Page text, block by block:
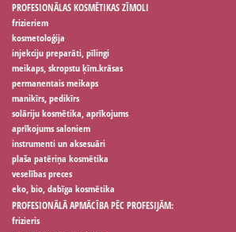
PROFESIONĀLAS KOSMĒTIKAS ZĪMOLI
frizieriem
kosmetoloģija
injekciju preparāti, pīlingi
meikaps, skropstu ķīm.krāsas
permanentais meikaps
manikīrs, pedikīrs
solāriju kosmētika, aprīkojums
aprīkojums saloniem
instrumenti un aksesuāri
plaša patēriņa kosmētika
veselības preces
eko, bio, dabīga kosmētika
PROFESIONĀLĀ APMĀCĪBA PĒC PROFESIJĀM:
frizieris